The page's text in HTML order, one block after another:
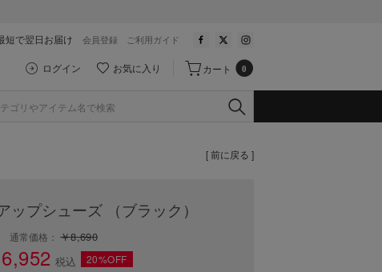
短で翌日お届け 会員登録 ご利用ガイド
ログイン お気に入り カート 0
[ 前に戻る ]
ップシューズ （ブラック）
通常価格：￥8,690
税込 20%OFF